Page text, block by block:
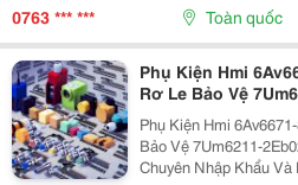
0763 *** *** Toàn quốc
Phụ Kiện Hmi
Rơ Le Bảo Vệ
Phụ Kiện Hmi
Bảo Vệ 7Um6211-2Eb02-0Cb0
Chuyên Nhập Khẩu